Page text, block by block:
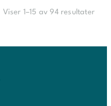
Viser 1–15 av 94 resultater